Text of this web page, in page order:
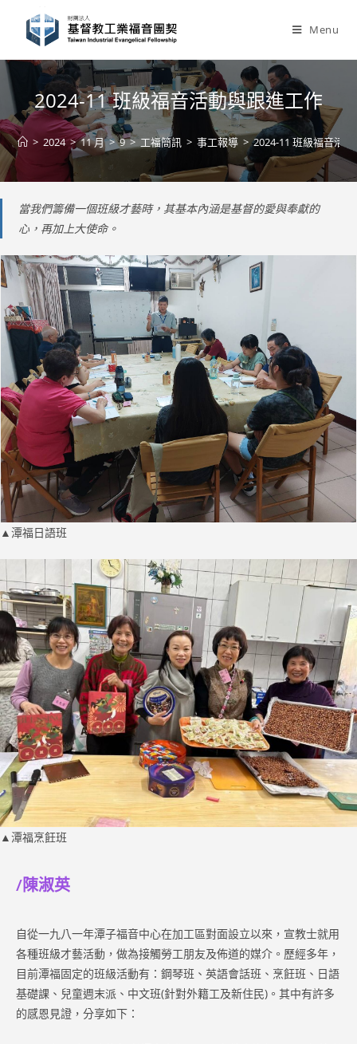
content
Menu
2024-11 班級福音活動與跟進工作
> 2024 > 11 月 > 9 > 工福簡訊 > 事工報導 > 2024-11 班級福音活
當我們籌備一個班級才藝時，其基本內涵是基督的愛與奉獻的
心，再加上大使命。
▲潭福日語班
▲潭福烹飪班
/陳淑英
自從一九八一年潭子福音中心在加工區對面設立以來，宣教士就用
各種班級才藝活動，做為接觸勞工朋友及佈道的媒介。歷經多年，
目前潭福固定的班級活動有：鋼琴班、英語會話班、烹飪班、日語
基礎課、兒童週末派、中文班(針對外籍工及新住民)。其中有許多
的感恩見證，分享如下：